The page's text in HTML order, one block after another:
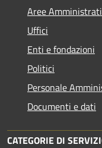
Aree
Uffici
Enti e fondazioni
Politici
Personale
Documenti e dati
CATEGORIE DI